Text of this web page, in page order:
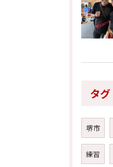
タグ
堺市
練習